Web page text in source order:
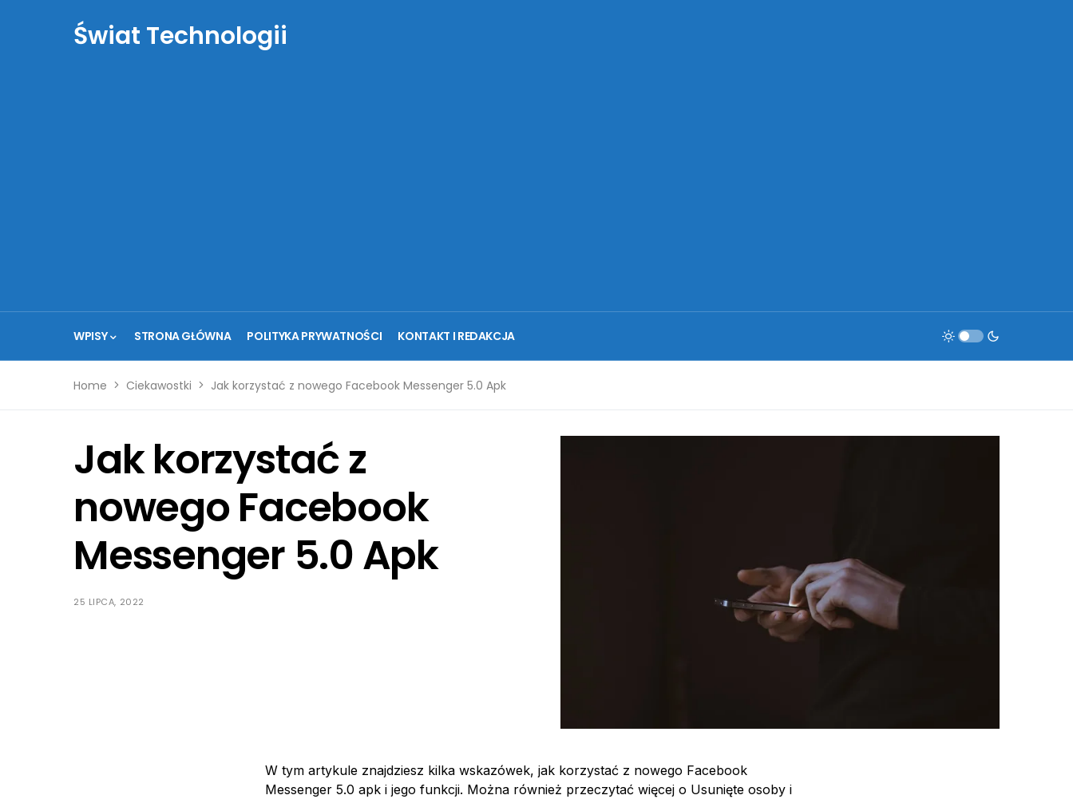
Świat Technologii
WPISY STRONA GŁÓWNA POLITYKA PRYWATNOŚCI KONTAKT I REDAKCJA
Home Ciekawostki Jak korzystać z nowego Facebook Messenger 5.0 Apk
Jak korzystać z
nowego Facebook
Messenger 5.0 Apk
25 LIPCA, 2022
W tym artykule znajdziesz kilka wskazówek, jak korzystać z nowego Facebook
Messenger 5.0 apk i jego funkcji. Można również przeczytać więcej o Usunięte osoby i